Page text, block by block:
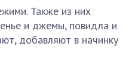
Также из них
и джемы, повидла и
добавляют в начинку